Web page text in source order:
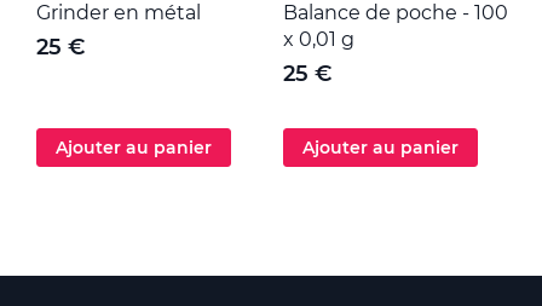
Grinder en métal
25 €
Ajouter au panier
Balance de poche - 100
x 0,01 g
25 €
Ajouter au panier